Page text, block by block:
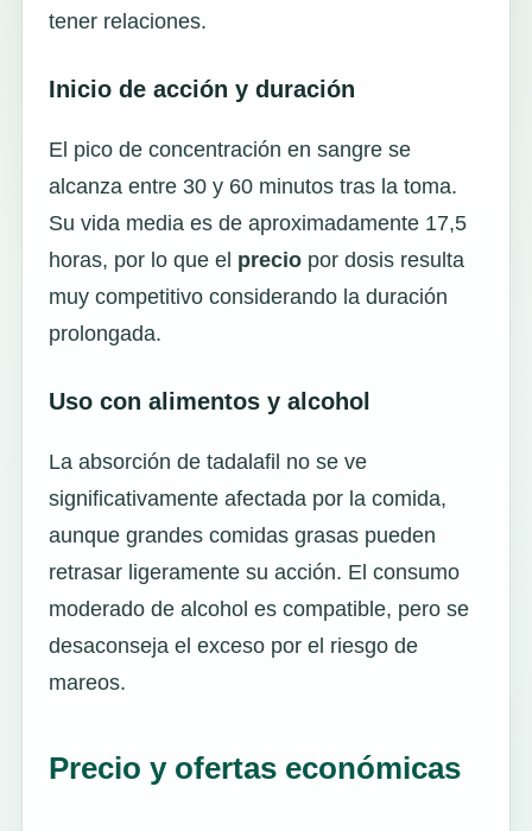
tener relaciones.
Inicio de acción y duración
El pico de concentración en sangre se
alcanza entre 30 y 60 minutos tras la toma.
Su vida media es de aproximadamente 17,5
horas, por lo que el preciopor dosis resulta
muy competitivo considerando la duración
prolongada.
Uso con alimentos y alcohol
La absorción de tadalafil no se ve
significativamente afectada por la comida,
aunque grandes comidas grasas pueden
retrasar ligeramente su acción. El consumo
moderado de alcohol es compatible, pero se
desaconseja el exceso por el riesgo de
mareos.
Precio y ofertas económicas